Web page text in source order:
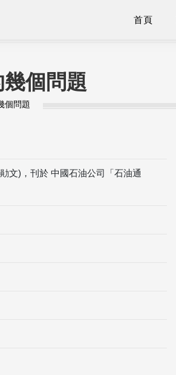
首頁
個問題
個問題
文)，刊於 中國石油公司「石油通